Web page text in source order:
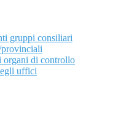
gruppi consiliari
organi di controllo
uffici